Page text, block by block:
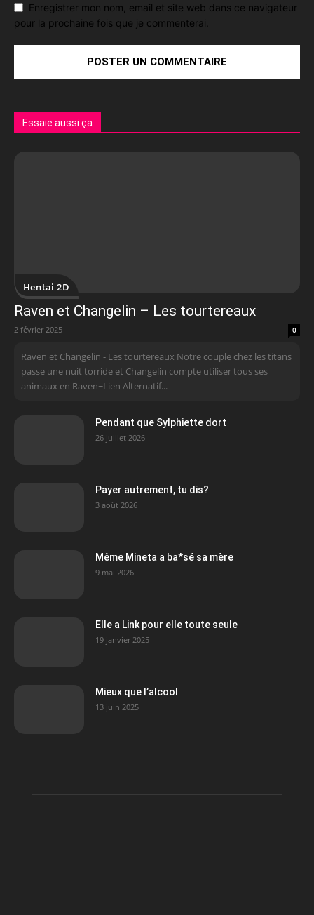
Enregistrer mon nom, email et site web dans ce navigateur
pour la prochaine fois que je commenterai.
Essaie aussi ça
Hentai 2D
Raven et Changelin – Les tourtereaux
2 février 2025 0
Raven et Changelin - Les tourtereaux Notre couple chez les titans
passe une nuit torride et Changelin compte utiliser tous ses
animaux en Raven~ Lien Alternatif...
Pendant que Sylphiette dort
26 juillet 2026
Payer autrement, tu dis?
3 août 2026
Même Mineta a ba*sé sa mère
9 mai 2026
Elle a Link pour elle toute seule
19 janvier 2025
Mieux que l’alcool
13 juin 2025